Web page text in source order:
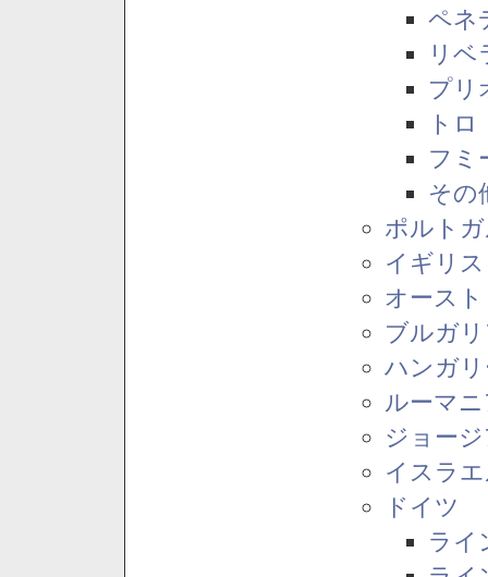
ペネ
リベ
プリ
トロ
フミ
その
ポルト
イギリス
オース
ブルガ
ハンガ
ルーマ
ジョー
イスラ
ドイツ
ライ